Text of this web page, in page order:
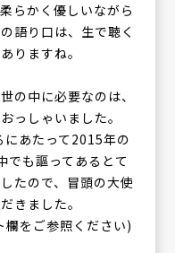
らかく優しいながら
語り口は、生で聴く
りますね。
の中に必要なのは、
っしゃいました。
あたって2015年の
でも謳ってあるとて
たので、冒頭の大使
きました。
をご参照ください)